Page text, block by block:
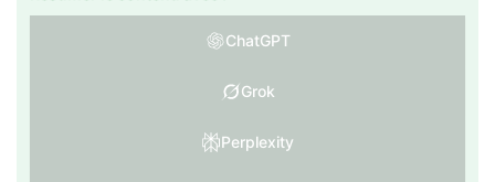
ChatGPT
Grok
Perplexity